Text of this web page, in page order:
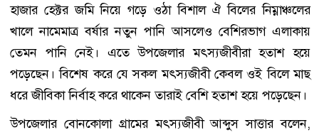
হাজার হেক্টর জমি নিয়ে গড়ে ওঠা বিশাল ঐ বিলের নিম্নাঞ্চলের
খালে নামেমাত্র বর্ষার নতুন পানি আসলেও বেশিরভাগ এলাকায়
তেমন পানি নেই। এতে উপজেলার মৎস্যজীবীরা হতাশ হয়ে
পড়েছেন। বিশেষ করে যে সকল মৎস্যজীবী কেবল ওই বিলে মাছ
ধরে জীবিকা নির্বাহ করে থাকেন তারাই বেশি হতাশ হয়ে পড়েছেন।
উপজেলার বোনকোলা গ্রামের মৎস্যজীবী আব্দুস সাত্তার বলেন,